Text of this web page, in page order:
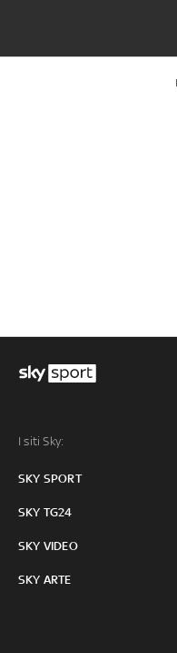
I siti Sky:
SKY SPORT
SKY TG24
SKY VIDEO
SKY ARTE